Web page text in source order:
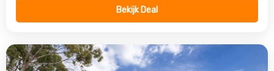
€651
Bekijk Deal